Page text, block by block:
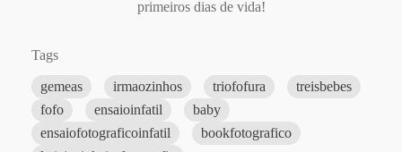
primeiros dias de vida!
Tags
gemeas irmaozinhos triofofura
treisbebes
fofo
ensaioinfatil
baby
ensaiofotograficoinfatil
bookfotografico